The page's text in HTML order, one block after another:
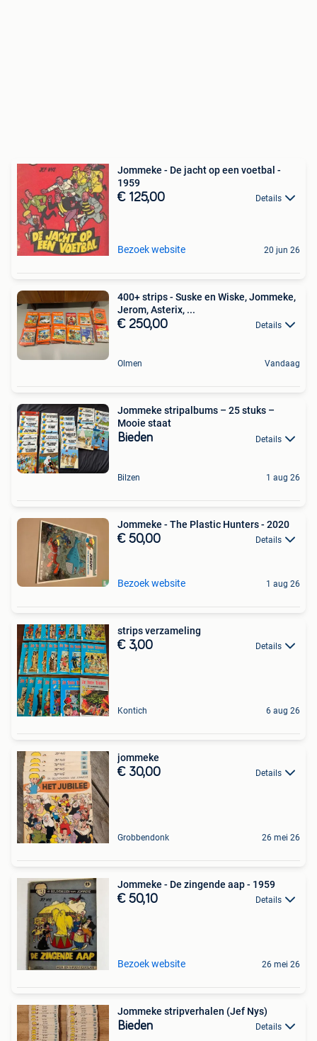
Jommeke - De jacht op een voetbal -
1959
€ 125,00 Details
Bezoek website 20 jun 26
400+ strips - Suske en Wiske, Jommeke,
Jerom, Asterix, ...
€ 250,00 Details
Olmen Vandaag
Jommeke stripalbums – 25 stuks –
Mooie staat
Bieden Details
Bilzen 1 aug 26
Jommeke - The Plastic Hunters - 2020
€ 50,00 Details
Bezoek website 1 aug 26
strips verzameling
€ 3,00 Details
Kontich 6 aug 26
jommeke
€ 30,00 Details
Grobbendonk 26 mei 26
Jommeke - De zingende aap - 1959
€ 50,10 Details
Bezoek website 26 mei 26
Jommeke stripverhalen (Jef Nys)
Bieden Details